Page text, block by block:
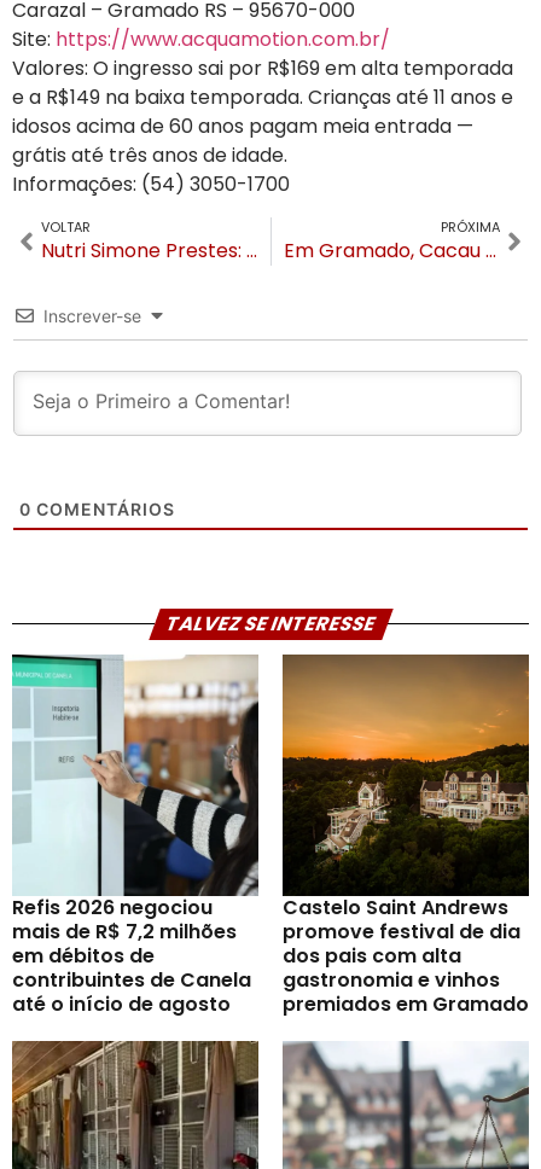
Carazal – Gramado RS – 95670-000
Site: https://www.acquamotion.com.br/
Valores: O ingresso sai por R$169 em alta temporada
e a R$149 na baixa temporada. Crianças até 11 anos e
idosos acima de 60 anos pagam meia entrada —
grátis até três anos de idade.
Informações: (54) 3050-1700
VOLTAR
Nutri Simone Prestes: Os riscos da gordura no fígado
PRÓXIMA
Em Gramado, Cacau Protásio diz amar o frio e faz registros nos pontos turísticos
Inscrever-se
0 COMENTÁRIOS
TALVEZ SE INTERESSE
Refis 2026 negociou
mais de R$ 7,2 milhões
em débitos de
contribuintes de Canela
até o início de agosto
Castelo Saint Andrews
promove festival de dia
dos pais com alta
gastronomia e vinhos
premiados em Gramado